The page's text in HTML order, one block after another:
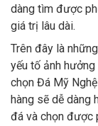
dàng tìm được
giá trị lâu dài.
Trên đây là
yếu tố ảnh
chọn Đá Mỹ
hàng sẽ dễ dàng
đá và chọn được